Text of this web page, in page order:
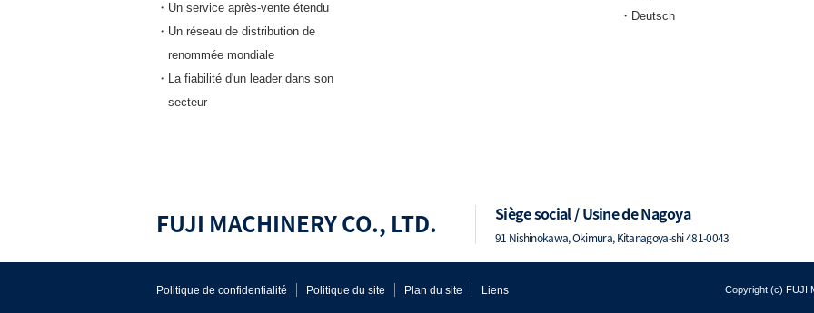
・Un service après-vente étendu
・Un réseau de distribution de
renommée mondiale
・La fiabilité d'un leader dans son
secteur
・Deutsch
FUJI MACHINERY CO., LTD. Siège social / Usine de Nagoya
91 Nishinokawa, Okimura, Kitanagoya-shi 481-0043
Politique de confidentialité Politique du site Plan du site Liens Copyright (c) FUJI